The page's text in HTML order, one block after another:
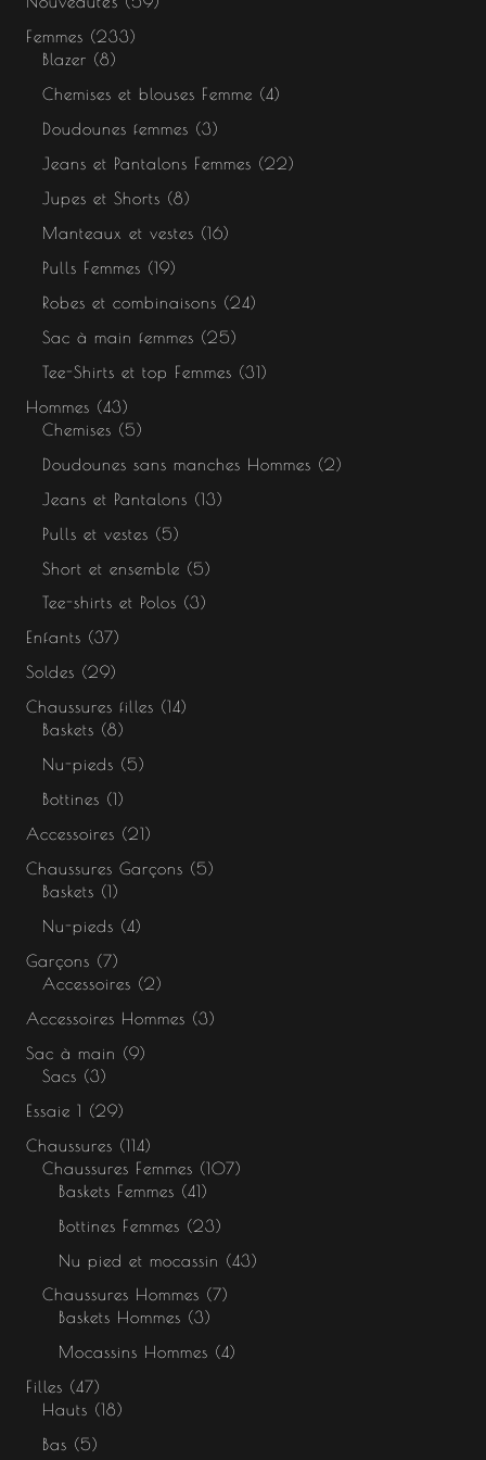
Femmes
233
Blazer
8
Chemises et blouses Femme
4
Doudounes femmes
3
Jeans et Pantalons Femmes
22
Jupes et Shorts
8
Manteaux et vestes
16
Pulls Femmes
19
Robes et combinaisons
24
Sac à main femmes
25
Tee-Shirts et top Femmes
31
Hommes
43
Chemises
5
Doudounes sans manches Hommes
2
Jeans et Pantalons
13
Pulls et vestes
5
Short et ensemble
5
Tee-shirts et Polos
3
Enfants
37
Soldes
29
Chaussures filles
14
Baskets
8
Nu-pieds
5
Bottines
1
Accessoires
21
Chaussures Garçons
5
Baskets
1
Nu-pieds
4
Garçons
7
Accessoires
2
Accessoires Hommes
3
Sac à main
9
Sacs
3
Essaie 1
29
Chaussures
114
Chaussures Femmes
107
Baskets Femmes
41
Bottines Femmes
23
Nu pied et mocassin
43
Chaussures Hommes
7
Baskets Hommes
3
Mocassins Hommes
4
Filles
47
Hauts
18
Bas
5